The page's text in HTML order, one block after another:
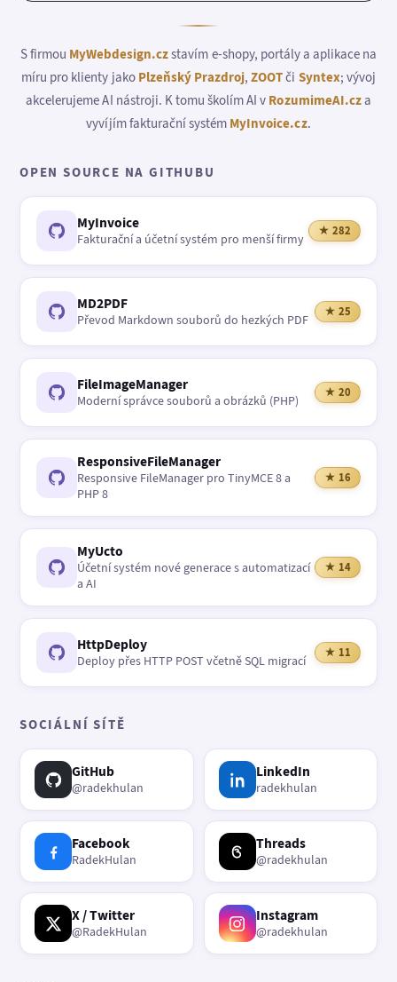
S firmou MyWebdesign.czstavím e-shopy, portály a aplikace na
míru pro klienty jako Plzeňský Prazdroj,ZOOTči Syntex; vývoj
akcelerujeme AI nástroji. K tomu školím AI v RozumimeAI.cza
vyvíjím fakturační systém MyInvoice.cz.
OPEN SOURCE NA GITHUBU
MyInvoice
Fakturační a účetní systém pro menší firmy
★ 282
MD2PDF
Převod Markdown souborů do hezkých PDF
★ 25
FileImageManager
Moderní správce souborů a obrázků (PHP)
★ 20
ResponsiveFileManager
Responsive FileManager pro TinyMCE 8 a
PHP 8
★ 16
MyUcto
Účetní systém nové generace s automatizací
a AI
★ 14
HttpDeploy
Deploy přes HTTP POST včetně SQL migrací
★ 11
SOCIÁLNÍ SÍTĚ
GitHub
@radekhulan
LinkedIn
radekhulan
Facebook
RadekHulan
Threads
@radekhulan
X / Twitter
@RadekHulan
Instagram
@radekhulan